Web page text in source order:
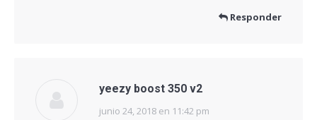
Responder
yeezy boost 350 v2
dice:
junio 24, 2018 en 11:42 pm